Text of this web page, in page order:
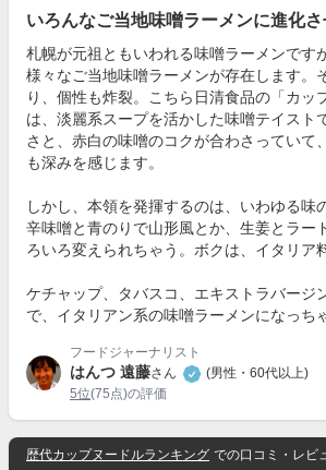
いろんなご当地味噌ラーメンに進化
札幌が元祖ともいわれる味噌ラーメンです
様々なご当地味噌ラーメンが存在します。
り、個性も炸裂。こちら日清食品の「カッ
は、淡麗系スープを活かした味噌テイスト
さと、赤白の味噌のコクが合わさっていて
も深みを感じます。
しかし、本領を発揮するのは、いわゆる味
辛味噌と青のりで山形風とか、生姜とラー
ろいろ変えられちゃう。ボクは、イタリア
ケチャップ、タバスコ、エキストラバージ
で、イタリアン系の味噌ラーメンになっち
フードジャーナリスト
はんつ 遠藤さん
(男性・60代以上)
5位(75点)の評価
歴代カップヌードルランキング での口コミ・レビ